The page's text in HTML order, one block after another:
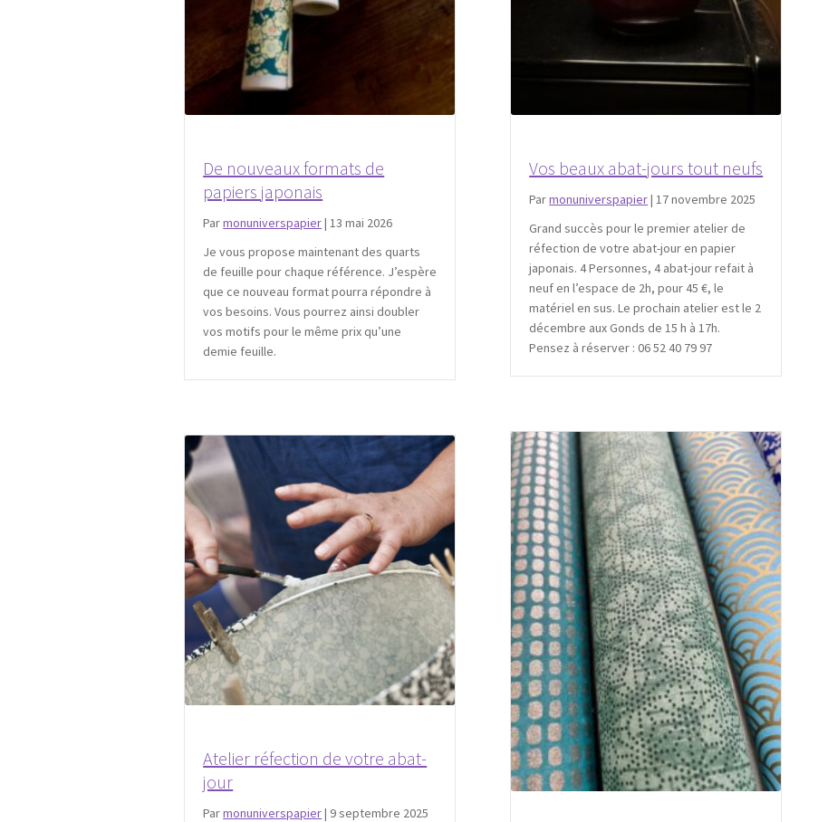
De nouveaux formats de
papiers japonais
Parmonuniverspapier|13 mai 2026
Je vous propose maintenant des quarts
de feuille pour chaque référence. J’espère
que ce nouveau format pourra répondre à
vos besoins. Vous pourrez ainsi doubler
vos motifs pour le même prix qu’une
demie feuille.
Vos beaux abat-jours tout neufs
Parmonuniverspapier|17 novembre 2025
Grand succès pour le premier atelier de
réfection de votre abat-jour en papier
japonais. 4 Personnes, 4 abat-jour refait à
neuf en l’espace de 2h, pour 45 €, le
matériel en sus. Le prochain atelier est le 2
décembre aux Gonds de 15 h à 17h.
Pensez à réserver : 06 52 40 79 97
Atelier réfection de votre abat-
jour
Parmonuniverspapier| 9 septembre 2025